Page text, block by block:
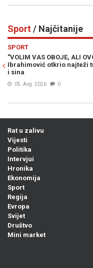
Sport/ Najčitanije
NE MOGU PODNIJETI":
u životu i kako je
Rat u zalivu
Vijesti
Politika
Intervjui
Hronika
Ekonomija
Sport
Regija
Evropa
Svijet
Društvo
Mini market